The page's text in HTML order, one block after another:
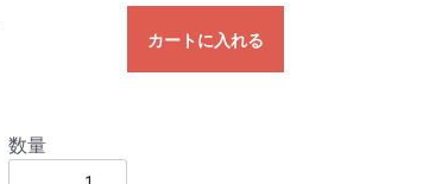
カートに入れる
数量